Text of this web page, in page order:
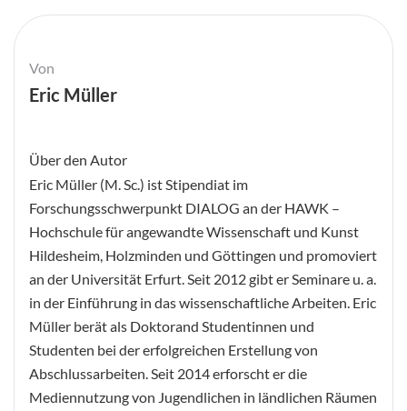
Von
Eric Müller
Über den Autor
Eric Müller (M. Sc.) ist Stipendiat im
Forschungsschwerpunkt DIALOG an der HAWK –
Hochschule für angewandte Wissenschaft und Kunst
Hildesheim, Holzminden und Göttingen und promoviert
an der Universität Erfurt. Seit 2012 gibt er Seminare u. a.
in der Einführung in das wissenschaftliche Arbeiten. Eric
Müller berät als Doktorand Studentinnen und
Studenten bei der erfolgreichen Erstellung von
Abschlussarbeiten. Seit 2014 erforscht er die
Mediennutzung von Jugendlichen in ländlichen Räumen